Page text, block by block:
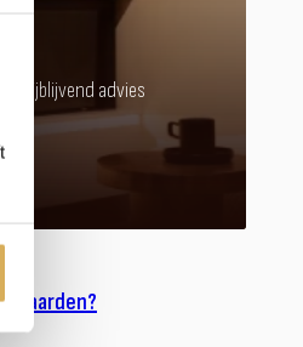
vrijblijvend advies
haarden?